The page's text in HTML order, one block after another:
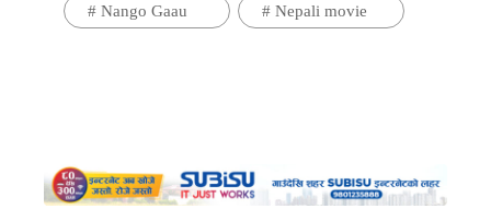
# Nango Gaau # Nepali movie